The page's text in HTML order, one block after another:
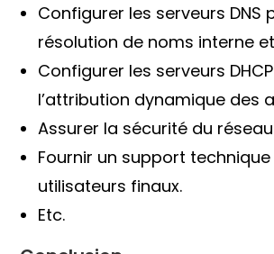
Configurer les serveurs DNS
résolution de noms interne
Configurer les serveurs
l’attribution dynamique des
Assurer la sécurité du
Fournir un support
utilisateurs finaux.
Etc.